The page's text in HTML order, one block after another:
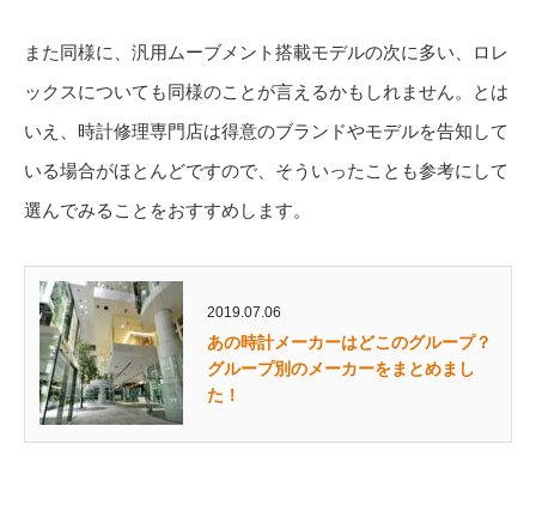
また同様に、汎用ムーブメント搭載モデルの次に多い、ロレ
ックスについても同様のことが言えるかもしれません。とは
いえ、時計修理専門店は得意のブランドやモデルを告知して
いる場合がほとんどですので、そういったことも参考にして
選んでみることをおすすめします。
2019.07.06
あの時計メーカーはどこのグループ？
グループ別のメーカーをまとめまし
た！